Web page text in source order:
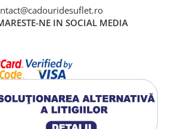
NE IN SOCIAL MEDIA